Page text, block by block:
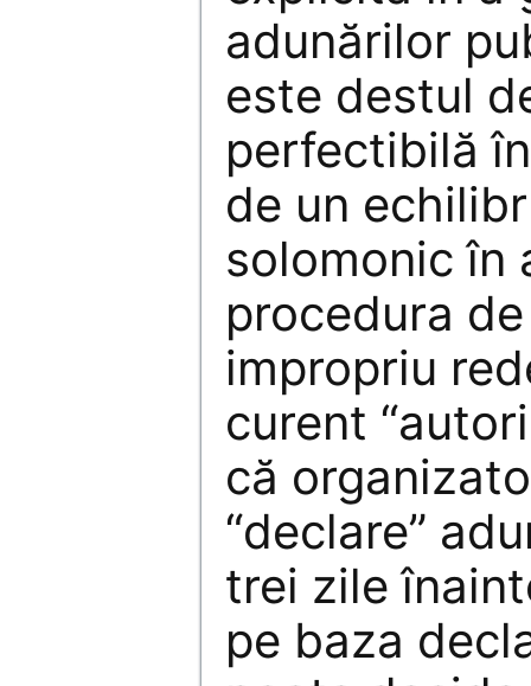
adunărilor
este destul
perfectibilă
de un
solomonic în
procedura
impropriu
curent
că
“declare”
trei zile
pe baza